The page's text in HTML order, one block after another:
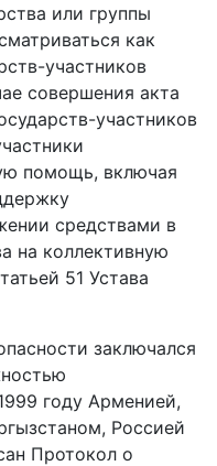
или группы
как
участников
совершения акта
участников
помощь, включая
средствами в
на коллективную
51 Устава
заключался
году Арменией,
Россией
Протокол о